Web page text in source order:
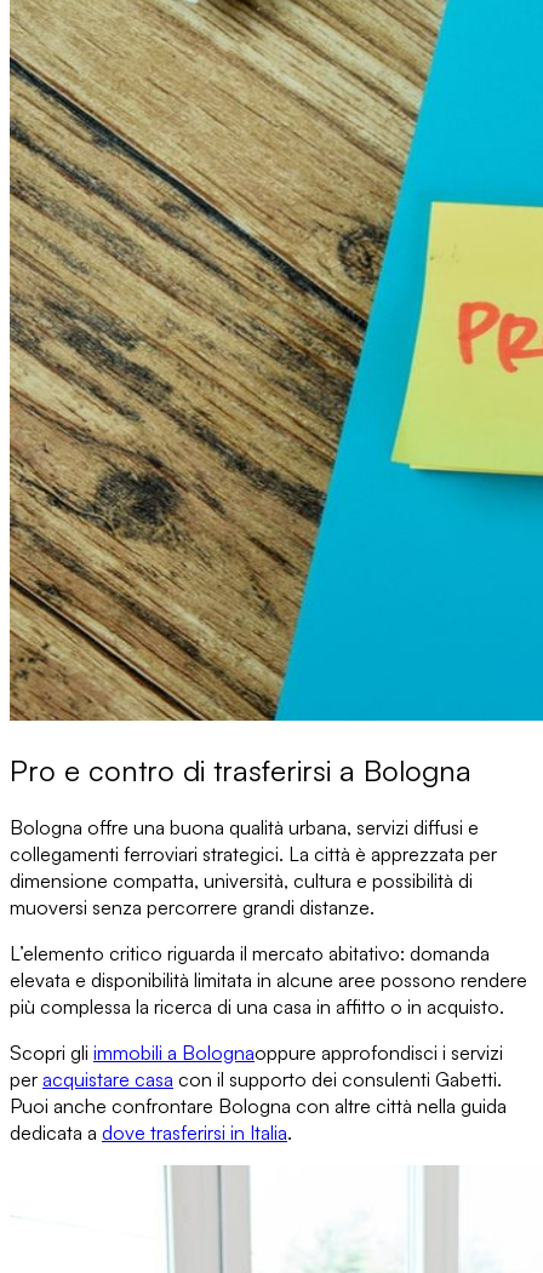
Pro e contro di trasferirsi a Bologna
Bologna offre una buona qualità urbana, servizi diffusi e
collegamenti ferroviari strategici. La città è apprezzata per
dimensione compatta, università, cultura e possibilità di
muoversi senza percorrere grandi distanze.
L’elemento critico riguarda il mercato abitativo: domanda
elevata e disponibilità limitata in alcune aree possono rendere
più complessa la ricerca di una casa in affitto o in acquisto.
Scopri gli immobili a Bolognaoppure approfondisci i servizi
per acquistare casa con il supporto dei consulenti Gabetti.
Puoi anche confrontare Bologna con altre città nella guida
dedicata a dove trasferirsi in Italia.